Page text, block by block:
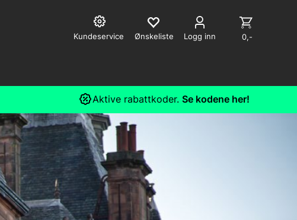
Logg inn
Kundeservice 0,-
Aktive rabattkoder. Se kodene her!